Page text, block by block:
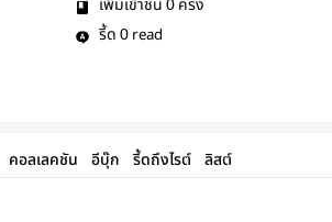
เพิ่มเข้าชั้น 0 ครั้ง
รี้ด 0 read
คอลเลคชัน อีบุ๊ก รี้ดถึงไรต์ ลิสต์